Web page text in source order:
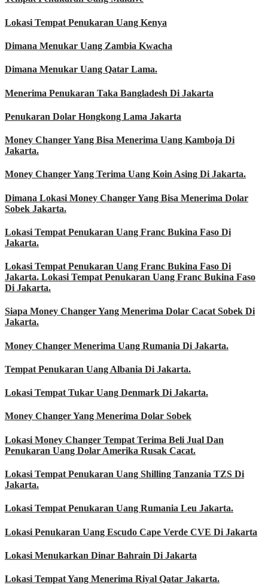
Lokasi Tempat Penukaran Uang Kenya
Dimana Menukar Uang Zambia Kwacha
Dimana Menukar Uang Qatar Lama.
Menerima Penukaran Taka Bangladesh Di Jakarta
Penukaran Dolar Hongkong Lama Jakarta
Money Changer Yang Bisa Menerima Uang Kamboja Di
Jakarta.
Money Changer Yang Terima Uang Koin Asing Di Jakarta.
Dimana Lokasi Money Changer Yang Bisa Menerima Dolar
Sobek Jakarta.
Lokasi Tempat Penukaran Uang Franc Bukina Faso Di
Jakarta.
Lokasi Tempat Penukaran Uang Franc Bukina Faso Di
Jakarta. Lokasi Tempat Penukaran Uang Franc Bukina Faso
Di Jakarta.
Siapa Money Changer Yang Menerima Dolar Cacat Sobek Di
Jakarta.
Money Changer Menerima Uang Rumania Di Jakarta.
Tempat Penukaran Uang Albania Di Jakarta.
Lokasi Tempat Tukar Uang Denmark Di Jakarta.
Money Changer Yang Menerima Dolar Sobek
Lokasi Money Changer Tempat Terima Beli Jual Dan
Penukaran Uang Dolar Amerika Rusak Cacat.
Lokasi Tempat Penukaran Uang Shilling Tanzania TZS Di
Jakarta.
Lokasi Tempat Penukaran Uang Rumania Leu Jakarta.
Lokasi Penukaran Uang Escudo Cape Verde CVE Di Jakarta
Lokasi Menukarkan Dinar Bahrain Di Jakarta
Lokasi Tempat Yang Menerima Riyal Qatar Jakarta.